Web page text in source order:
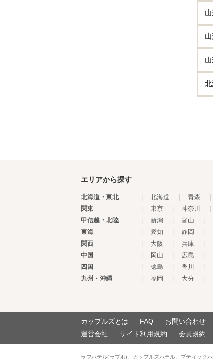
北
エリアから探す
北海道・東北 北海道 青森
関東
東京 神奈川
甲信越・北陸
新潟 富山
東海
愛知 静岡
関西
大阪 兵庫
中国
岡山 広島
四国
徳島 香川
九州・沖縄
福岡 大分
カップルズとは FAQ お問い合わせ
運営会社
サイト利用規約 会員規約
ラブホテル(ラブホ)、カップルズホテル、ブティック